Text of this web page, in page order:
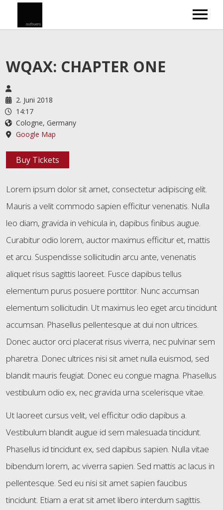
VEYSEL
WQAX: CHAPTER ONE
2. Juni 2018
14:17
Cologne, Germany
Google Map
Buy Tickets
Lorem ipsum dolor sit amet, consectetur adipiscing elit.
Mauris a velit commodo sapien efficitur venenatis. Nulla
leo diam, gravida in vehicula in, dapibus finibus augue.
Curabitur odio lorem, auctor maximus efficitur et, mattis
et arcu. Suspendisse sollicitudin arcu ante, venenatis
aliquet risus sagittis laoreet. Fusce dapibus tellus
elementum purus posuere porttitor. Nunc accumsan
elementum sollicitudin. Ut maximus leo eget arcu tincidunt
accumsan. Phasellus pellentesque at dui non ultrices.
Donec auctor orci placerat risus viverra, nec pulvinar sem
pharetra. Donec ultrices nisi sit amet nulla euismod, sed
blandit mauris feugiat. Donec eu congue magna. Phasellus
vestibulum odio ex, nec gravida urna scelerisque vitae.
Ut laoreet cursus velit, vel efficitur odio dapibus a.
Vestibulum blandit augue id sem malesuada tincidunt.
Phasellus id tincidunt ex, sed dapibus sapien. Nulla vitae
bibendum lorem, ac viverra sapien. Sed mattis ac lacus in
pellentesque. Sed eu nisi sit amet sapien faucibus
tincidunt. Etiam a erat sit amet libero interdum sagittis.